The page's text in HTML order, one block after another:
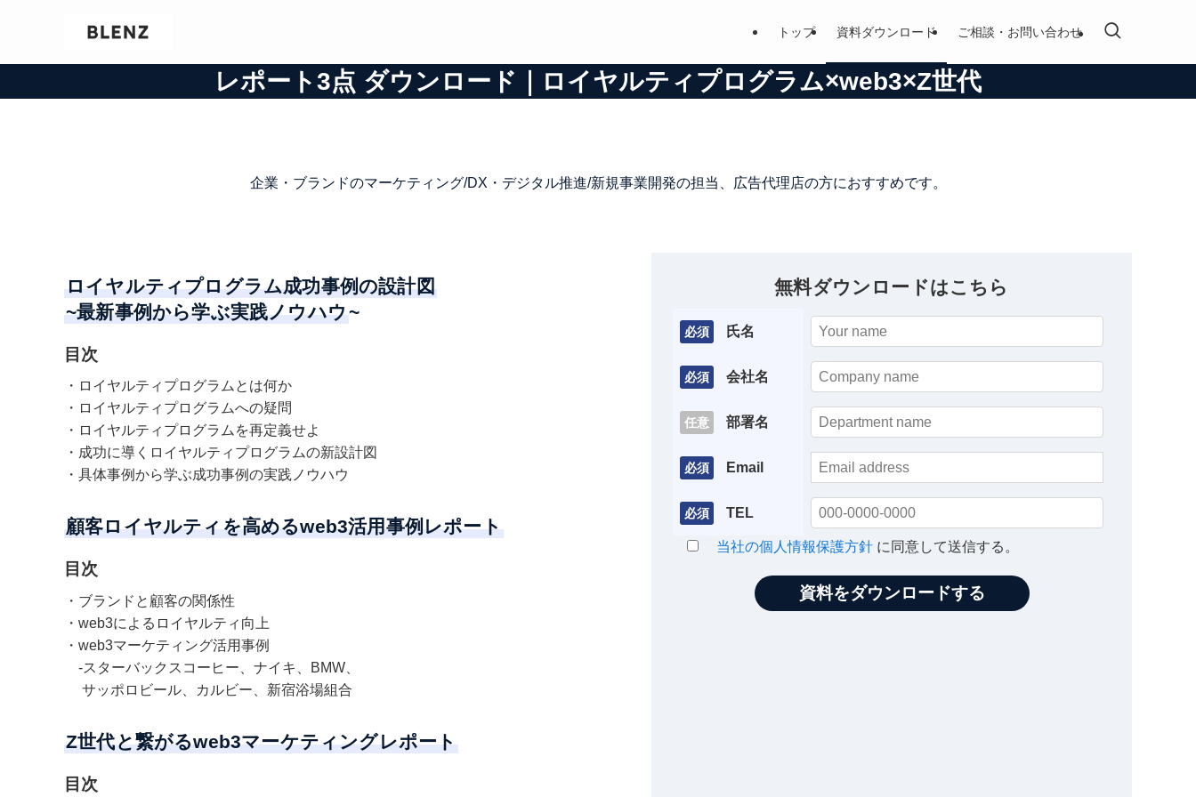
トップ 資料ダウンロード ご相談・お問い合わせ
レポート3点 ダウンロード｜ ロイヤルティプログラム×web3×Z世代
企業・ブランドのマーケティング/DX・デジタル推進/新規事業開発の担当、広告代理店の方におすすめです。
ロイヤルティプログラム成功事例の設計図
~最新事例から学ぶ実践ノウハウ~
目次
・ロイヤルティプログラムとは何か
・ロイヤルティプログラムへの疑問
・ロイヤルティプログラムを再定義せよ
・成功に導くロイヤルティプログラムの新設計図
・具体事例から学ぶ成功事例の実践ノウハウ
顧客ロイヤルティを高めるweb3活用事例レポート
目次
・ブランドと顧客の関係性
・web3によるロイヤルティ向上
・web3マーケティング活用事例
-スターバックスコーヒー、ナイキ、BMW、
サッポロビール、カルビー、新宿浴場組合
Z世代と繋がるweb3マーケティングレポート
目次
無料ダウンロードはこちら
必須 氏名
必須 会社名
任意 部署名
必須 Email
必須 TEL
当社の個人情報保護方針 に同意して送信する。